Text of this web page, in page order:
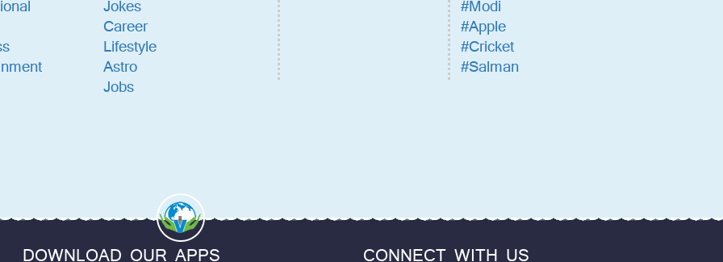
Jokes
Career
Lifestyle
Astro
Jobs
#Modi
#Apple
#Cricket
#Salman
DOWNLOAD OUR APPS CONNECT WITH US